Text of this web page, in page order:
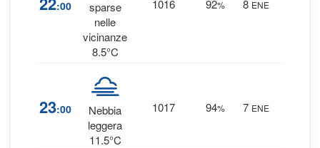
:00
sparse
nelle
vicinanze
8.5°C
1016 92% 8 ENE
23:00
Nebbia
leggera
11.5°C
1017 94% 7 ENE